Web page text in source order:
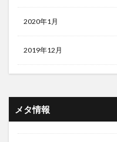
2020年1月
2019年12月
メタ情報